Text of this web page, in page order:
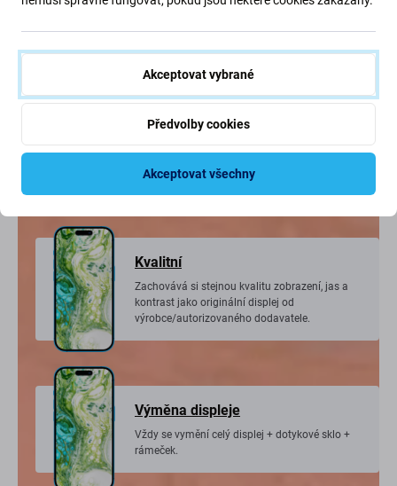
nahrazeny novými,
podobnosti s originálem.
Oznámení
Po výměně displeje se na obrazovce objeví
zpráva „Důležitá zpráva nebo Neznámé díly“.
Kvalitní
Zachovává si stejnou kvalitu zobrazení, jas a
kontrast jako originální displej od
výrobce/autorizovaného dodavatele.
Výměna displeje
Vždy se vymění celý displej + dotykové sklo +
rámeček.
Akceptovat vybrané
Předvolby cookies
Akceptovat všechny